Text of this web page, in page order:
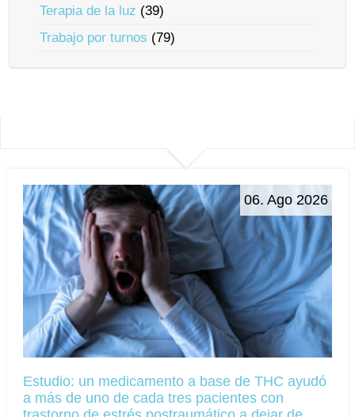
Terapia de la luz (39)
Trabajo por turnos (79)
06. Ago 2026
Estudio: un medicamento a base de THC ayudó
a más de uno de cada tres pacientes con